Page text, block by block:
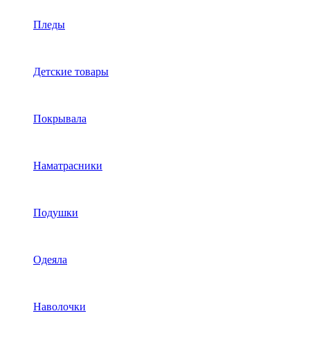
Пледы
Детские товары
Покрывала
Наматрасники
Подушки
Одеяла
Наволочки